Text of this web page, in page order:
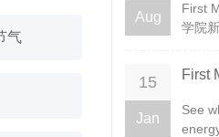
气
Aug
First
学院
15
Jan
First
See